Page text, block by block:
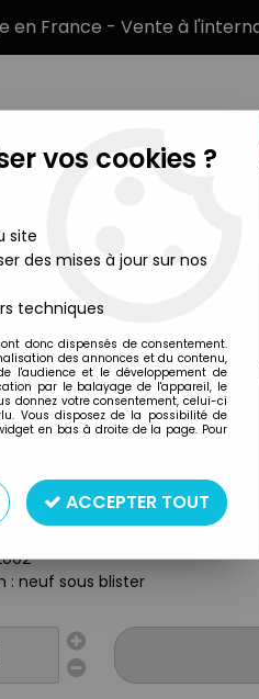
en France - Vente à
Toys
2 - FUMA
16cm
: neuf sous blister
vos cookies ?
site
des mises à jour sur nos
techniques
donc dispensés de consentement.
des annonces et du contenu,
l'audience et le développement de
par le balayage de l'appareil, le
donnez votre consentement, celui-ci
Vous disposez de la possibilité de
en bas à droite de la page. Pour
ACCEPTER TOUT